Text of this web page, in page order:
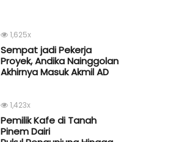
1,625x
Sempat jadi Pekerja
Proyek, Andika Nainggolan
Akhirnya Masuk Akmil AD
1,423x
Pemilik Kafe di Tanah
Pinem Dairi